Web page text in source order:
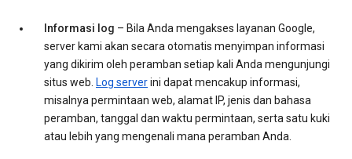
Informasi log – Bila Anda mengakses layanan Google,
server kami akan secara otomatis menyimpan informasi
yang dikirim oleh peramban setiap kali Anda mengunjungi
situs web. Log serverini dapat mencakup informasi,
misalnya permintaan web, alamat IP, jenis dan bahasa
peramban, tanggal dan waktu permintaan, serta satu kuki
atau lebih yang mengenali mana peramban Anda.